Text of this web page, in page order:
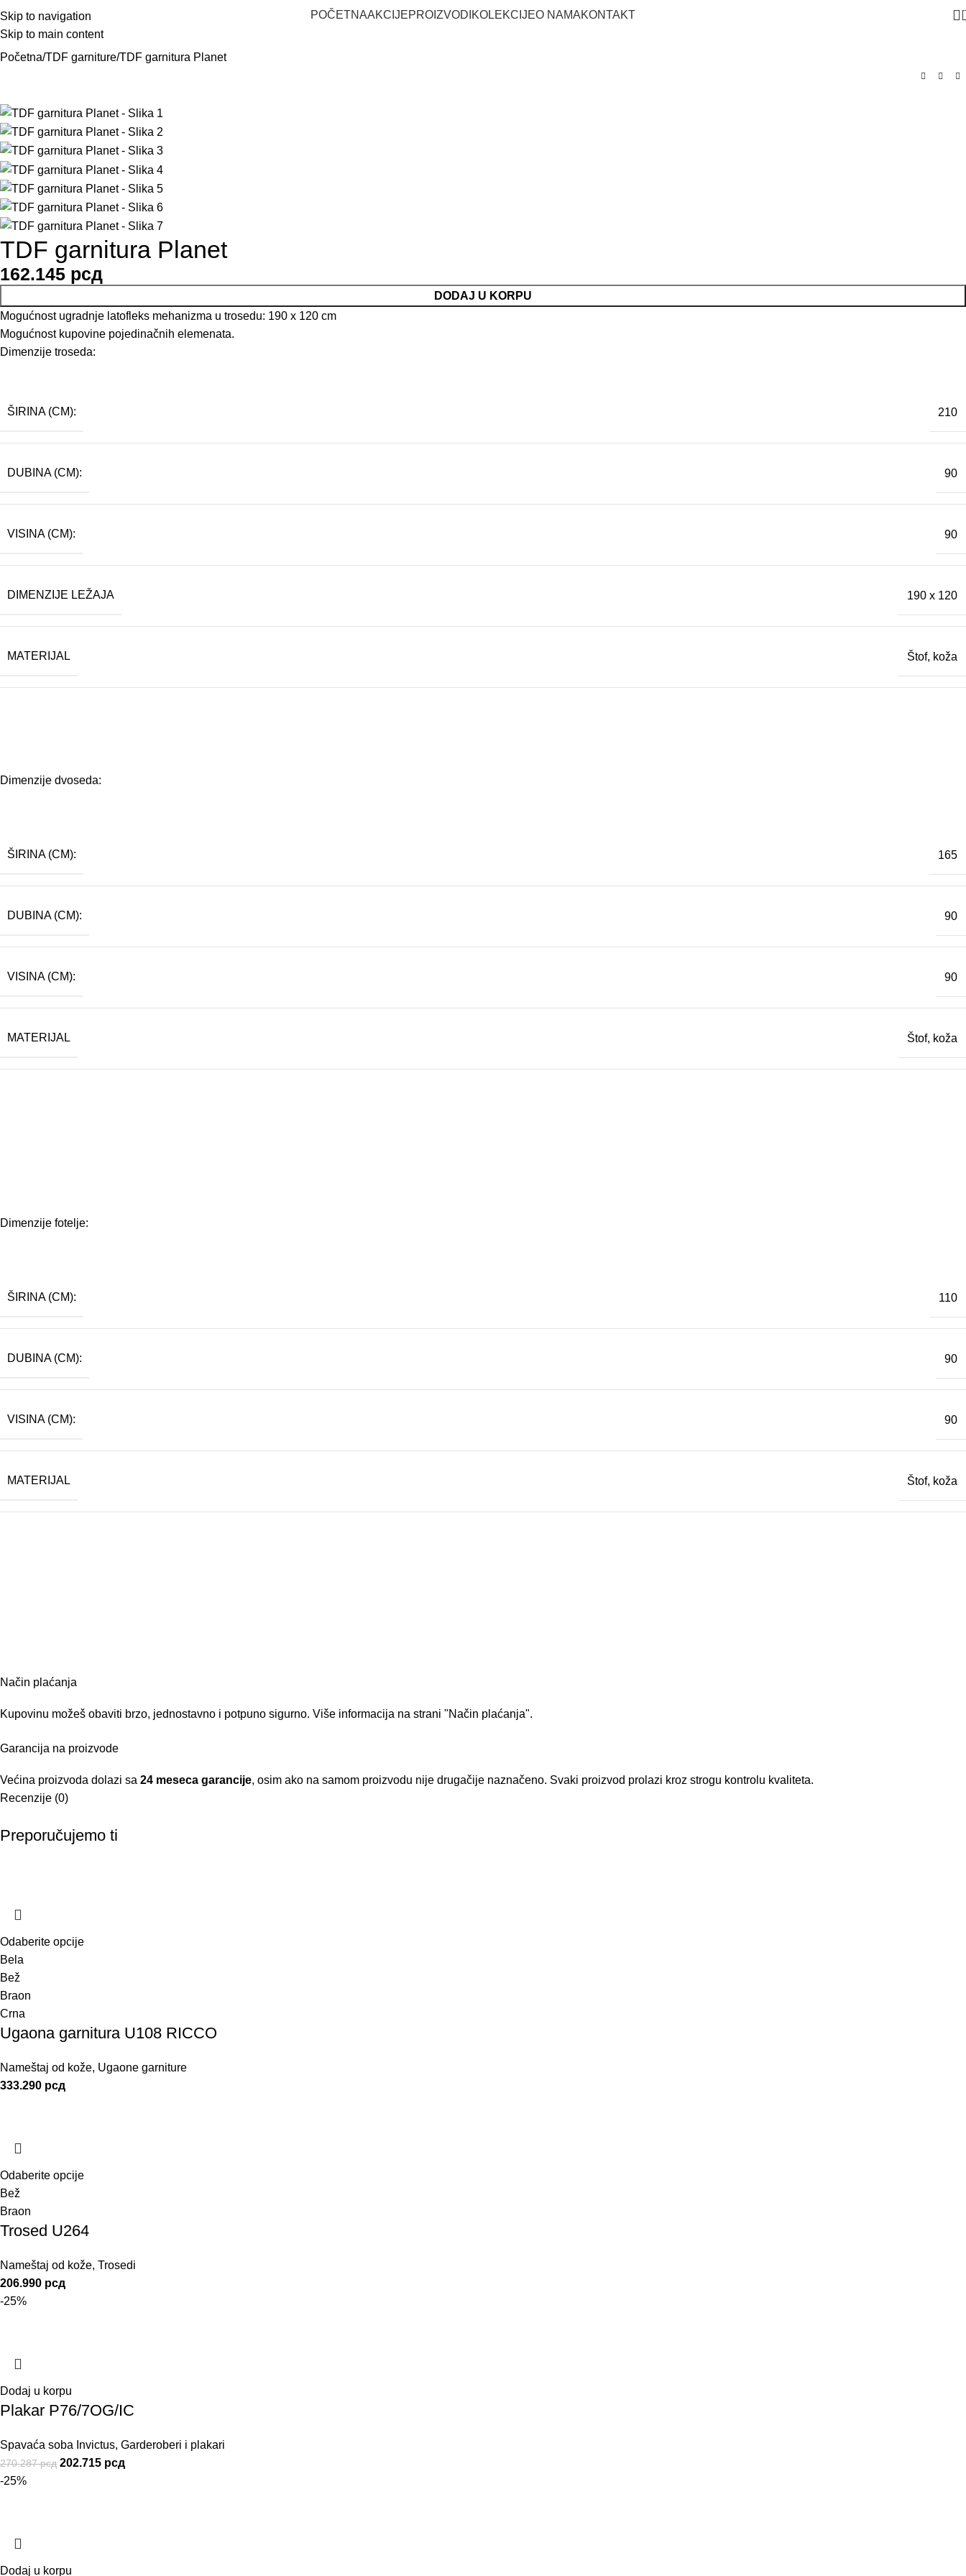
Skip to navigation
Skip to main content
POČETNAAKCIJEPROIZVODI KOLEKCIJEO NAMAKONTAKT
Početna TDF garniture TDF garnitura Planet
TDF garnitura Planet
162.145 рсд
DODAJ U KORPU
Mogućnost ugradnje latofleks mehanizma u trosedu: 190 x 120 cm
Mogućnost kupovine pojedinačnih elemenata.
Dimenzije troseda:
ŠIRINA (CM): 210
DUBINA (CM): 90
VISINA (CM): 90
DIMENZIJE LEŽAJA 190 x 120
MATERIJAL Štof, koža
Dimenzije dvoseda:
ŠIRINA (CM): 165
DUBINA (CM): 90
VISINA (CM): 90
MATERIJAL Štof, koža
Dimenzije fotelje:
ŠIRINA (CM): 110
DUBINA (CM): 90
VISINA (CM): 90
MATERIJAL Štof, koža
Način plaćanja
Kupovinu možeš obaviti brzo, jednostavno i potpuno sigurno. Više informacija na strani "Način plaćanja".
Garancija na proizvode
Većina proizvoda dolazi sa 24 meseca garancije, osim ako na samom proizvodu nije drugačije naznačeno. Svaki proizvod prolazi kroz strogu kontrolu kvaliteta.
Recenzije (0)
Preporučujemo ti
Odaberite opcije
Bela
Bež
Braon
Crna
Ugaona garnitura U108 RICCO
Nameštaj od kože, Ugaone garniture
333.290 рсд
Odaberite opcije
Bež
Braon
Trosed U264
Nameštaj od kože, Trosedi
206.990 рсд
-25%
Dodaj u korpu
Plakar P76/7OG/IC
Spavaća soba Invictus, Garderoberi i plakari
270.287рсд 202.715 рсд
-25%
Dodaj u korpu